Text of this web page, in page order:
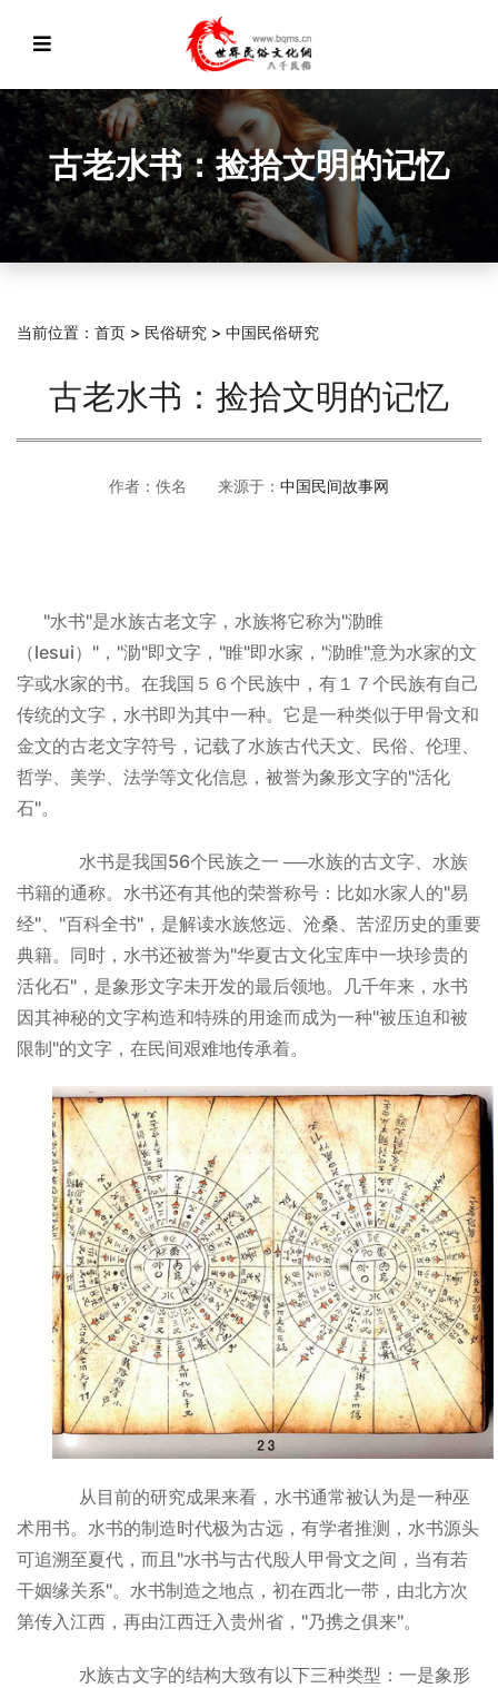
古老水书：捡拾文明的记忆
当前位置： 首页 > 民俗研究 > 中国民俗研究
古老水书：捡拾文明的记忆
作者：佚名 来源于： 中国民间故事网
"水书"是水族古老文字，水族将它称为"泐睢
（lesui）"，"泐"即文字，"睢"即水家，"泐睢"意为水家的文
字或水家的书。在我国５６个民族中，有１７个民族有自己
传统的文字，水书即为其中一种。它是一种类似于甲骨文和
金文的古老文字符号，记载了水族古代天文、民俗、伦理、
哲学、美学、法学等文化信息，被誉为象形文字的"活化
石"。
水书是我国56个民族之一 ──水族的古文字、水族
书籍的通称。水书还有其他的荣誉称号：比如水家人的"易
经"、"百科全书"，是解读水族悠远、沧桑、苦涩历史的重要
典籍。同时，水书还被誉为"华夏古文化宝库中一块珍贵的
活化石"，是象形文字未开发的最后领地。几千年来，水书
因其神秘的文字构造和特殊的用途而成为一种"被压迫和被
限制"的文字，在民间艰难地传承着。
从目前的研究成果来看，水书通常被认为是一种巫
术用书。水书的制造时代极为古远，有学者推测，水书源头
可追溯至夏代，而且"水书与古代殷人甲骨文之间，当有若
干姻缘关系"。水书制造之地点，初在西北一带，由北方次
第传入江西，再由江西迁入贵州省，"乃携之俱来"。
水族古文字的结构大致有以下三种类型：一是象形